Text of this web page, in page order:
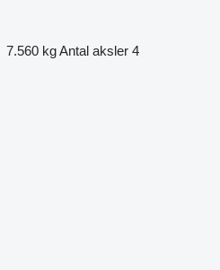
7.560 kgAntal aksler 4